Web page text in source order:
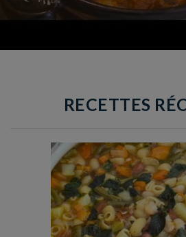
RECETTES
Temps de préparation
Temps de cuisson :